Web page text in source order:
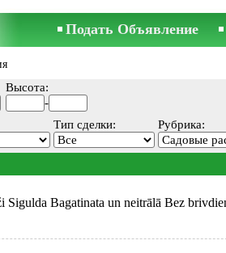
Подать Объявление
Высота:
-
Тип сделки: Рубрика:
Sigulda Bagatinata un neitrālā Bez